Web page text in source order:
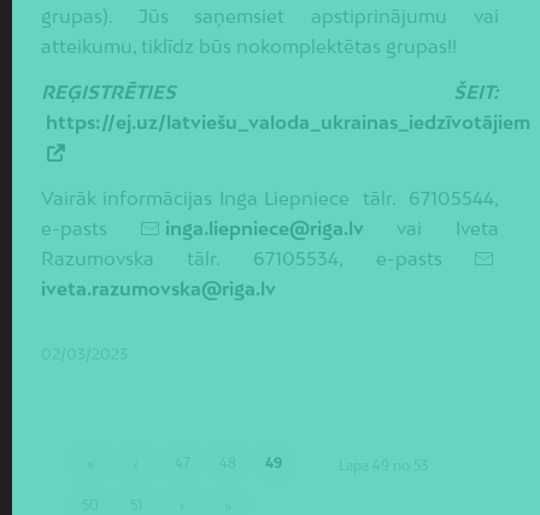
grupas). Jūs saņemsiet apstiprinājumu vai
atteikumu, tiklīdz būs nokomplektētas grupas!!
REĢISTRĒTIES ŠEIT:
https://ej.uz/latviešu_valoda_ukrainas_iedzīvotājiem
Vairāk informācijas Inga Liepniece tālr. 67105544,
e-pasts
inga.liepniece@riga.lv vai Iveta
Razumovska tālr. 67105534, e-pasts
iveta.razumovska@riga.lv
49